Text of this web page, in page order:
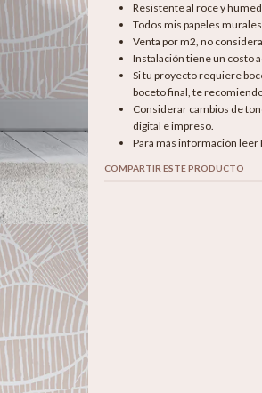
Resistente al roce y
Todos mis papeles
Venta por m2, no
Instalación tiene un costo
Si tu proyecto requiere
boceto final, te
Considerar cambios de
digital e impreso.
Para más información leer
COMPARTIR ESTE PRODUCTO